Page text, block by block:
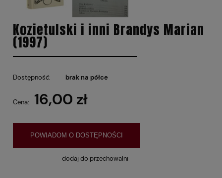
Kozietulski i inni Brandys Marian
(1997)
Dostępność: brak na półce
Cena: 16,00 zł
POWIADOM O DOSTĘPNOŚCI
dodaj do przechowalni